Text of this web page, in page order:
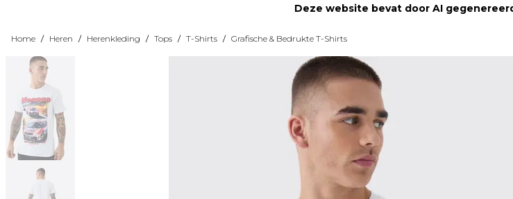
Deze website bevat door AI
Home / Heren / Herenkleding / Tops / T-Shirts / Grafische & Bedrukte T-Shirts